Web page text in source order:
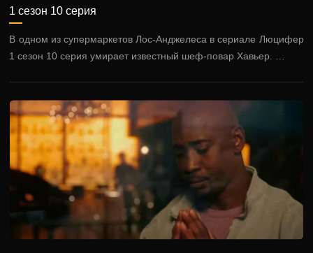
1 сезон 10 серия
В одном из супермаркетов Лос-Анджелеса в сериале Люцифер
1 сезон 10 серия умирает известный шеф-повар Хавьер. …